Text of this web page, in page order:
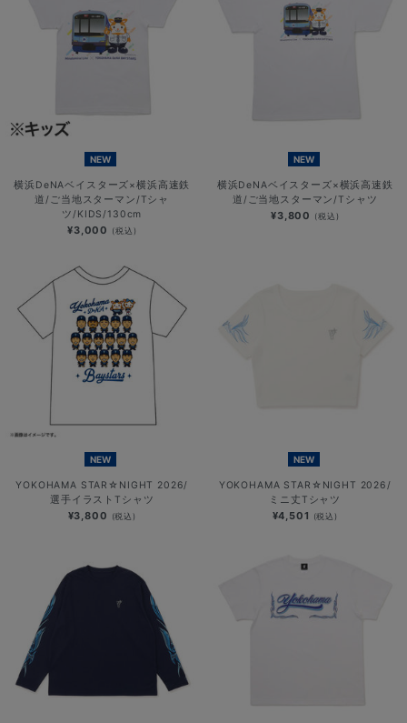
NEW
横浜DeNAベイスターズ×横浜高速鉄
道/ご当地スターマン/Tシャ
ツ/KIDS/130cm
¥3,000 (税込)
NEW
横浜DeNAベイスターズ×横浜高速鉄
道/ご当地スターマン/Tシャツ
¥3,800 (税込)
NEW
YOKOHAMA STAR☆NIGHT 2026/
選手イラストTシャツ
¥3,800 (税込)
NEW
YOKOHAMA STAR☆NIGHT 2026/
ミニ丈Tシャツ
¥4,501 (税込)